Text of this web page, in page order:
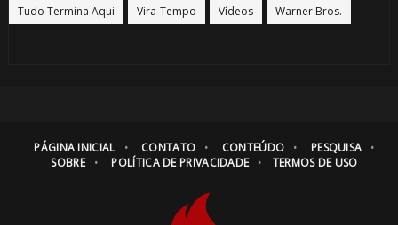
Tudo Termina Aqui Vira-Tempo Vídeos Warner Bros.
PÁGINA INICIAL CONTATO CONTEÚDO
PESQUISA
SOBRE
POLÍTICA DE PRIVACIDADE TERMOS DE USO
⚡ 🎈